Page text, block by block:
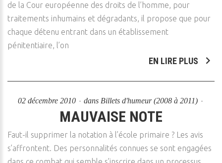
de la Cour européenne des droits de l’homme, pour
traitements inhumains et dégradants, il propose que pour
chaque détenu entrant dans un établissement
pénitentiaire, l’on
EN LIRE PLUS
02 décembre 2010 dans Billets d'humeur (2008 à 2011)
MAUVAISE NOTE
Faut-il supprimer la notation à l’école primaire ? Les avis
s’affrontent. Des personnalités connues se sont engagées